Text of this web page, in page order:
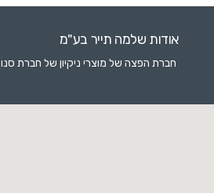
אודות שלמה תייר בע"מ
חברת הפצה של מוצרי ניקיון של חברת סנו